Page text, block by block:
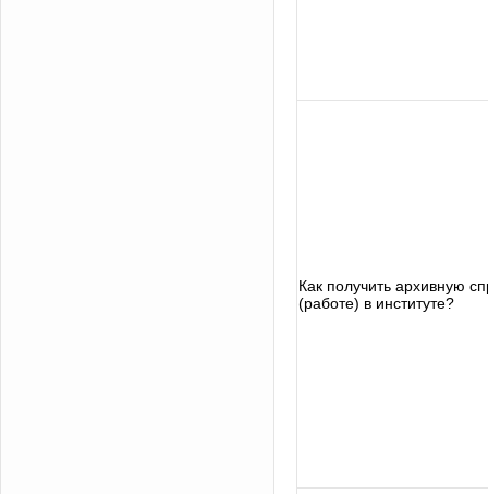
Как получить архивную
(работе) в институте?